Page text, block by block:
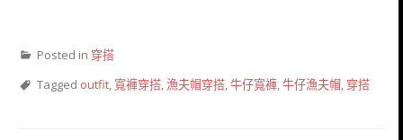
Posted in 穿搭
Tagged outfit, 寬褲穿搭,漁夫帽穿搭,牛仔寬褲,牛仔漁夫帽, 穿搭